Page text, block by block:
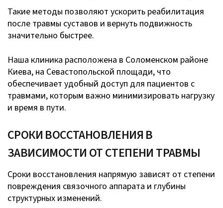
Такие методы позволяют ускорить реабилитация
после травмы суставов и вернуть подвижность
значительно быстрее.
Наша клиника расположена в Соломенском районе
Киева, на Севастопольской площади, что
обеспечивает удобный доступ для пациентов с
травмами, которым важно минимизировать нагрузку
и время в пути.
СРОКИ ВОССТАНОВЛЕНИЯ В
ЗАВИСИМОСТИ ОТ СТЕПЕНИ ТРАВМЫ
Сроки восстановления напрямую зависят от степени
повреждения связочного аппарата и глубины
структурных изменений.